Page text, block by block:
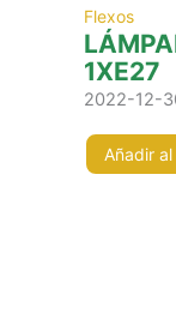
Flexos
1XE27
2022-12-
Añadir